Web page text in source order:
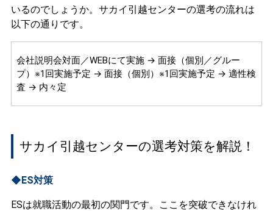
いるのでしょうか。サカイ引越センターの選考の流れは
以下の通りです。
会社説明会対面／WEBにて実施 → 面接（個別／グルー
プ）※1回実施予定 → 面接（個別）※1回実施予定 → 適性検
査 → 内々定
サカイ引越センターの選考対策を解説！
◆ES対策
ESは就職活動の最初の関門です。ここを突破できなけれ